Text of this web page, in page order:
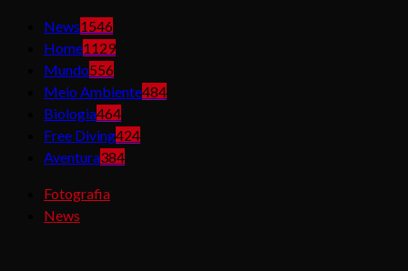
News1546
Home1129
Mundo556
Meio Ambiente484
Biologia464
Free Diving424
Aventura384
Fotografia
News